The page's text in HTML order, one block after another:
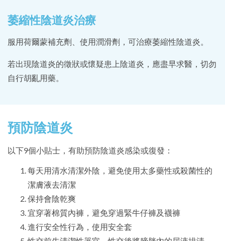
萎縮性陰道炎治療
服用荷爾蒙補充劑、使用潤滑劑，可治療萎縮性陰道炎。
若出現陰道炎的徵狀或懷疑患上陰道炎，應盡早求醫，切勿
自行胡亂用藥。
預防陰道炎
以下9個小貼士，有助預防陰道炎感染或復發：
每天用清水清潔外陰，避免使用太多藥性或殺菌性的
潔膚液去清潔
保持會陰乾爽
宜穿著棉質內褲，避免穿過緊牛仔褲及襪褲
進行安全性行為，使用安全套